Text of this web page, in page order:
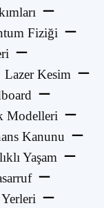
Fiziği
Lazer Kesim
Modelleri
Kanunu
Yaşam